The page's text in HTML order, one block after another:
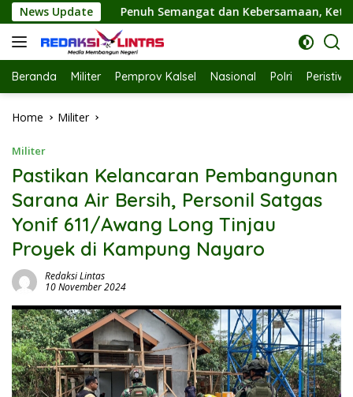
Skip
to
content
News Update
Semangat dan Kebersamaan, Ketua TP PKK Hj. Fathul
Beranda Militer Pemprov Kalsel Nasional Polri
Home Militer
Militer
Pastikan Kelancaran Pembangunan
Sarana Air Bersih, Personil Satgas
Yonif 611/Awang Long Tinjau
Proyek di Kampung Nayaro
Redaksi Lintas
10 November 2024